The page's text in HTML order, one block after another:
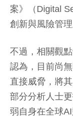
案》（Digital
創新與風險管
不過，相關觀
認為，目前尚
直接威脅，將
部分分析人士
弱自身在全球AI